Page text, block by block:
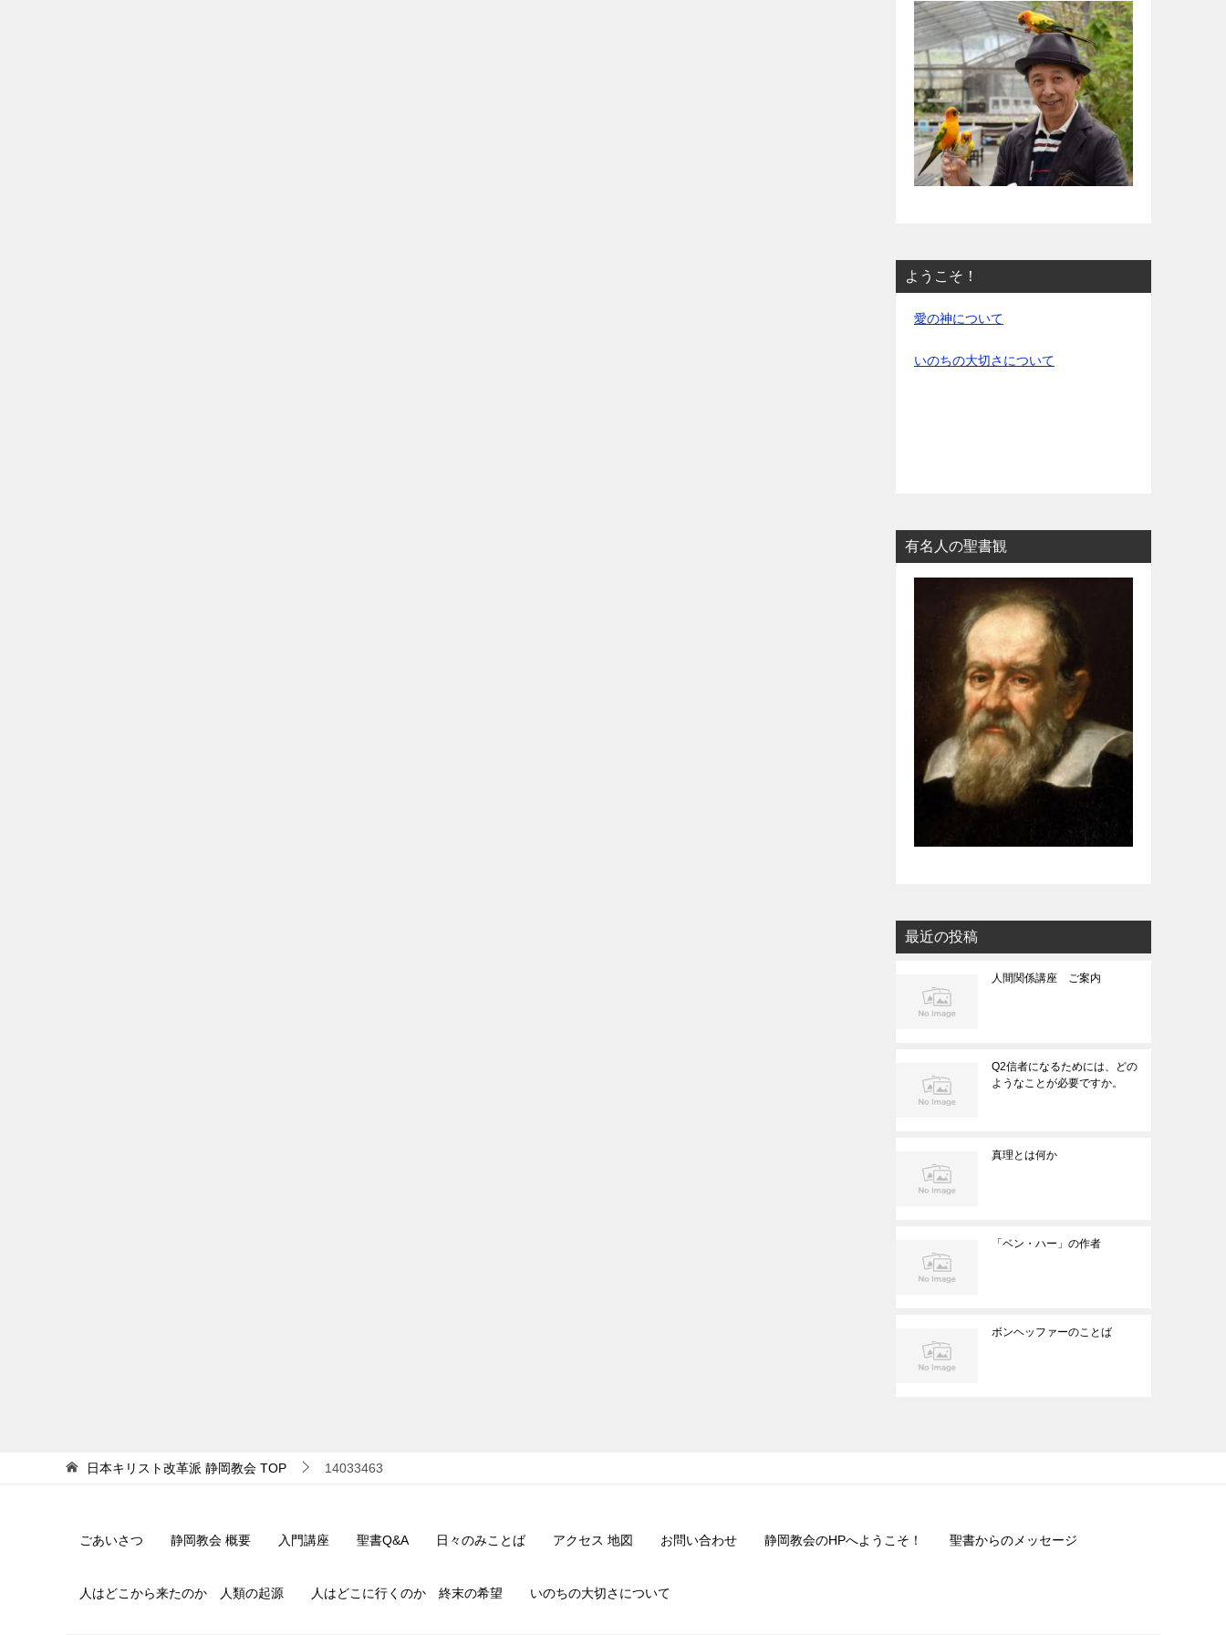
ようこそ！
愛の神について
いのちの大切さについて
有名人の聖書観
最近の投稿
人間関係講座 ご案内
Q2信者になるためには、どの
ようなことが必要ですか。
真理とは何か
「ベン・ハー」の作者
ボンヘッファーのことば
日本キリスト改革派 静岡教会 TOP 14033463
ごあいさつ 静岡教会 概要 入門講座 聖書Q&A 日々のみことば アクセス 地図 お問い合わせ 静岡教会のHPへようこそ！ 聖書からのメッセージ
人はどこから来たのか 人類の起源 人はどこに行くのか 終末の希望 いのちの大切さについて